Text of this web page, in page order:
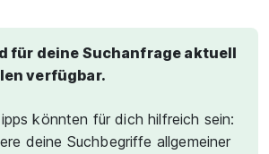
für deine Suchanfrage aktuell
verfügbar.
könnten für dich hilfreich sein:
deine Suchbegriffe allgemeiner